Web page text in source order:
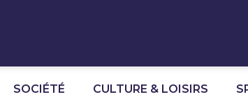
SOCIÉTÉ CULTURE & LOISIRS